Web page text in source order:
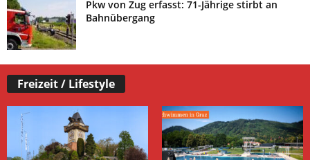
Pkw von Zug erfasst: 71-Jährige stirbt an
Bahnübergang
Freizeit / Lifestyle